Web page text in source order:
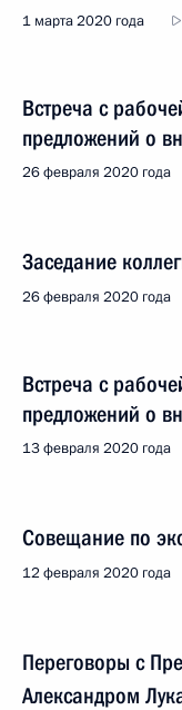
1 марта 2020 года
Встреча с
предложений о
26 февраля 2020 года
Заседание
26 февраля 2020 года
Встреча с
предложений о
13 февраля 2020 года
Совещание по
12 февраля 2020 года
Переговоры с
Александром